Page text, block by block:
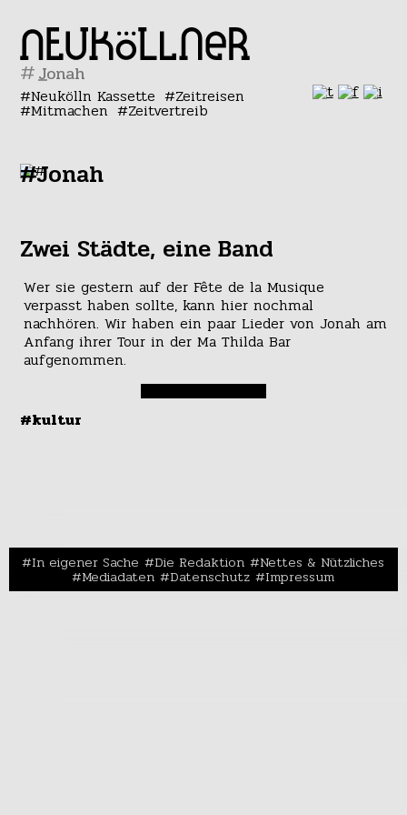
#
Neukölln Kassette Zeitreisen
Mitmachen Zeitvertreib
#Jonah
Zwei Städte, eine Band
Wer sie gestern auf der Fête de la Musique
verpasst haben sollte, kann hier nochmal
nachhören. Wir haben ein paar Lieder von Jonah am
Anfang ihrer Tour in der Ma Thilda Bar
aufgenommen.
#kultur
In eigener Sache Die Redaktion Nettes & Nützliches
Mediadaten Datenschutz Impressum